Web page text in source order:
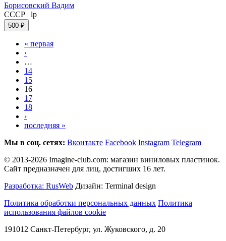
Борисовский Вадим
СССР | lp
500 ₽
« первая
‹
…
14
15
16
17
18
›
последняя »
Мы в соц. сетях: Вконтакте Facebook Instagram Telegram
© 2013-2026 Imagine-club.com: магазин виниловых пластинок.
Сайт предназначен для лиц, достигших 16 лет.
Разработка: RusWeb Дизайн: Terminal design
Политика обработки персональных данных Политика
использования файлов cookie
191012 Санкт-Петербург, ул. Жуковского, д. 20